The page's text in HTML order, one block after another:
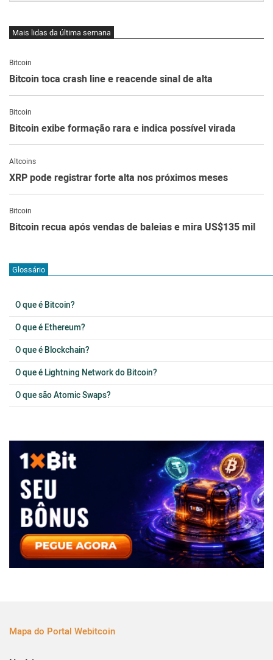
Mais lidas da última semana
Bitcoin
Bitcoin toca crash line e reacende sinal de alta
Bitcoin
Bitcoin exibe formação rara e indica possível virada
Altcoins
XRP pode registrar forte alta nos próximos meses
Bitcoin
Bitcoin recua após vendas de baleias e mira US$135 mil
Glossário
O que é Bitcoin?
O que é Ethereum?
O que é Blockchain?
O que é Lightning Network do Bitcoin?
O que são Atomic Swaps?
Mapa do Portal Webitcoin